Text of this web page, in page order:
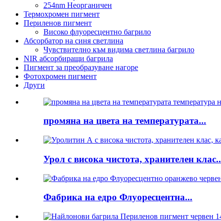
254nm Неорганичен
Термохромен пигмент
Периленов пигмент
Високо флуоресцентно багрило
Абсорбатор на синя светлина
Чувствително към видима светлина багрило
NIR абсорбиращи багрила
Пигмент за преобразуване нагоре
Фотохромен пигмент
Други
промяна на цвета на температурата...
Урол с висока чистота, хранителен
Фабрика на едро Флуоресцентна...